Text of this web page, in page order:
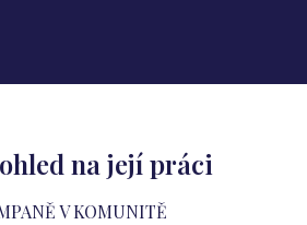
na její práci
V KOMUNITĚ